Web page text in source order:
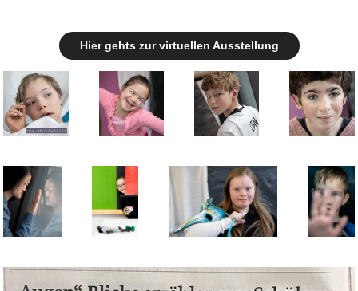
Hier gehts zur virtuellen Ausstellung